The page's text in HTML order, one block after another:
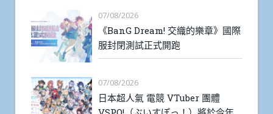
07/08/2026
《BanG Dream! 交織的樂章》國際
服封閉測試正式開跑
07/08/2026
日本超人氣 電競 VTuber 團體